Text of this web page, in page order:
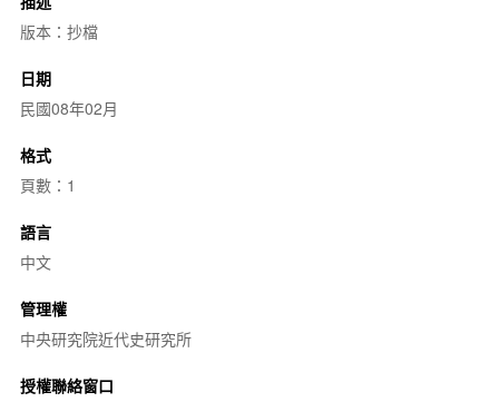
版本：抄檔
日期
民國08年02月
格式
頁數：1
語言
中文
管理權
中央研究院近代史研究所
授權聯絡窗口